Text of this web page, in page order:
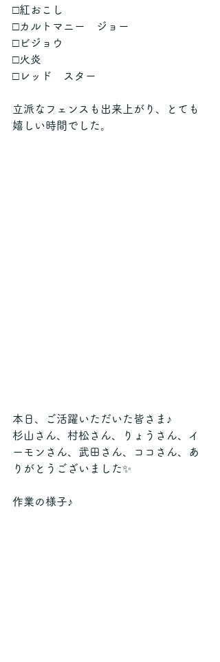
□紅おこし
□カルトマニー　ジョー
□ビジョウ
□火炎
□レッド　スター
立派なフェンスも出来上がり、とても
嬉しい時間でした。
本日、ご活躍いただいた皆さま♪
杉山さん、村松さん、りょうさん、イ
ーモンさん、武田さん、ココさん、あ
りがとうございました✨
作業の様子♪